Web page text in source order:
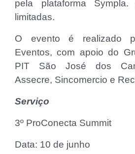
pela plataforma
limitadas.
O evento é realizado
Eventos, com apoio do
PIT São José dos
Assecre, Sincomercio e
Serviço
3º ProConecta Summit
Data: 10 de junho